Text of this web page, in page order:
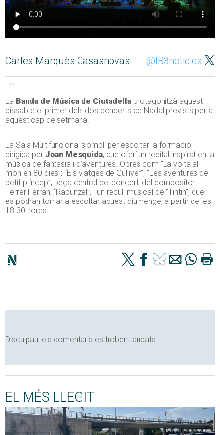
Carles Marquès Casasnovas @IB3noticies
176
La Banda de Música de Ciutadella protagonitzà aquest
dissabte el primer dels dos concerts de Nadal prevists per a
aquest cap de setmana.
La Sala Multifuncional s’omplí per escoltar la formació
dirigida per Joan Mesquida, que oferí un recital inspirat en la
música de fantasia i d’aventures. Obres com “La volta al
món en 80 dies”; “Els viatges de Gulliver”; “Les aventures del
petit príncep”, peça central del concert, del compositor
Ferrer Ferran; “Rapunzel”, i un recull musical de “Tintin”, que
es podran tornar a escoltar aquest diumenge, a partir de les
18.30 hores.
Disculpau, els comentaris es troben tancats
EL MÉS LLEGIT